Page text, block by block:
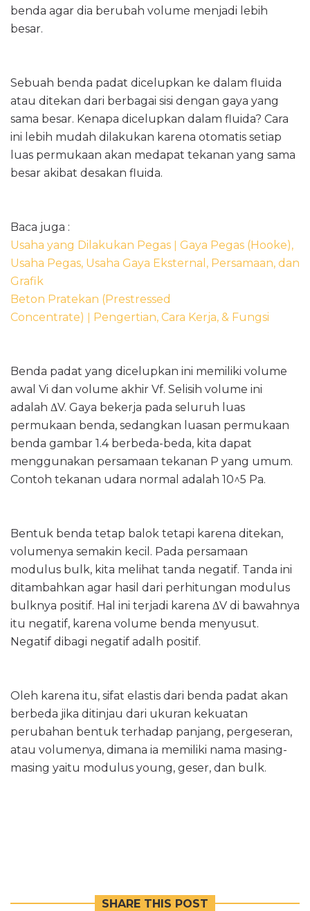
benda agar dia berubah volume menjadi lebih
besar.
Sebuah benda padat dicelupkan ke dalam fluida
atau ditekan dari berbagai sisi dengan gaya yang
sama besar. Kenapa dicelupkan dalam fluida? Cara
ini lebih mudah dilakukan karena otomatis setiap
luas permukaan akan medapat tekanan yang sama
besar akibat desakan fluida.
Baca juga :
Usaha yang Dilakukan Pegas ǀ Gaya Pegas (Hooke),
Usaha Pegas, Usaha Gaya Eksternal, Persamaan, dan
Grafik
Beton Pratekan (Prestressed
Concentrate) ǀ Pengertian, Cara Kerja, & Fungsi
Benda padat yang dicelupkan ini memiliki volume
awal Vi dan volume akhir Vf. Selisih volume ini
adalah ΔV. Gaya bekerja pada seluruh luas
permukaan benda, sedangkan luasan permukaan
benda gambar 1.4 berbeda-beda, kita dapat
menggunakan persamaan tekanan P yang umum.
Contoh tekanan udara normal adalah 10^5 Pa.
Bentuk benda tetap balok tetapi karena ditekan,
volumenya semakin kecil. Pada persamaan
modulus bulk, kita melihat tanda negatif. Tanda ini
ditambahkan agar hasil dari perhitungan modulus
bulknya positif. Hal ini terjadi karena ΔV di bawahnya
itu negatif, karena volume benda menyusut.
Negatif dibagi negatif adalh positif.
Oleh karena itu, sifat elastis dari benda padat akan
berbeda jika ditinjau dari ukuran kekuatan
perubahan bentuk terhadap panjang, pergeseran,
atau volumenya, dimana ia memiliki nama masing-
masing yaitu modulus young, geser, dan bulk.
SHARE THIS POST